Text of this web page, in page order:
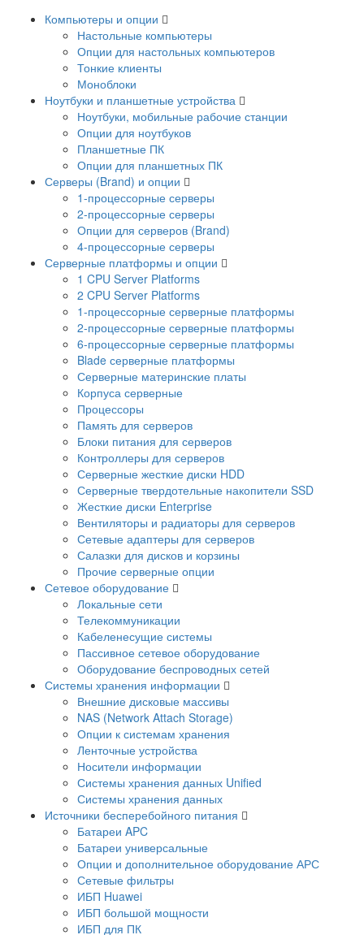
Компьютеры и опции
Настольные компьютеры
Опции для настольных компьютеров
Тонкие клиенты
Моноблоки
Ноутбуки и планшетные устройства
Ноутбуки, мобильные рабочие станции
Опции для ноутбуков
Планшетные ПК
Опции для планшетных ПК
Серверы (Brand) и опции
1-процессорные серверы
2-процессорные серверы
Опции для серверов (Brand)
4-процессорные серверы
Серверные платформы и опции
1 CPU Server Platforms
2 CPU Server Platforms
1-процессорные серверные платформы
2-процессорные серверные платформы
6-процессорные серверные платформы
Blade серверные платформы
Серверные материнские платы
Корпуса серверные
Процессоры
Память для серверов
Блоки питания для серверов
Контроллеры для серверов
Серверные жесткие диски HDD
Серверные твердотельные накопители SSD
Жесткие диски Enterprise
Вентиляторы и радиаторы для серверов
Сетевые адаптеры для серверов
Салазки для дисков и корзины
Прочие серверные опции
Сетевое оборудование
Локальные сети
Телекоммуникации
Кабеленесущие системы
Пассивное сетевое оборудование
Оборудование беспроводных сетей
Системы хранения информации
Внешние дисковые массивы
NAS (Network Attach Storage)
Опции к системам хранения
Ленточные устройства
Носители информации
Системы хранения данных Unified
Системы хранения данных
Источники бесперебойного питания
Батареи APC
Батареи универсальные
Опции и дополнительное оборудование АРС
Сетевые фильтры
ИБП Huawei
ИБП большой мощности
ИБП для ПК